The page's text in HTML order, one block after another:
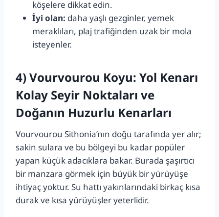
köşelere dikkat edin.
İyi olan: daha yaşlı gezginler, yemek
meraklıları, plaj trafiğinden uzak bir mola
isteyenler.
4) Vourvourou Koyu: Yol Kenarı
Kolay Seyir Noktaları ve
Doğanın Huzurlu Kenarları
Vourvourou Sithonia’nın doğu tarafında yer alır;
sakin sulara ve bu bölgeyi bu kadar popüler
yapan küçük adacıklara bakar. Burada şaşırtıcı
bir manzara görmek için büyük bir yürüyüşe
ihtiyaç yoktur. Su hattı yakınlarındaki birkaç kısa
durak ve kısa yürüyüşler yeterlidir.